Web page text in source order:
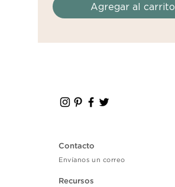
Agregar al carrito
Contacto
Envíanos un correo
Recursos